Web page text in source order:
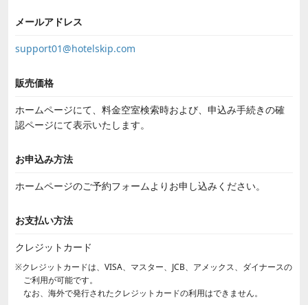
メールアドレス
support01@hotelskip.com
販売価格
ホームページにて、料金空室検索時および、申込み手続きの確
認ページにて表示いたします。
お申込み方法
ホームページのご予約フォームよりお申し込みください。
お支払い方法
クレジットカード
※クレジットカードは、VISA、マスター、JCB、アメックス、ダイナースの
ご利用が可能です。
なお、海外で発行されたクレジットカードの利用はできません。